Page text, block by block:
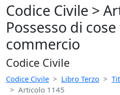
Codice Civile >
Possesso di
commercio
Codice Civile
Codice Civile Libro Terzo
Articolo 1145